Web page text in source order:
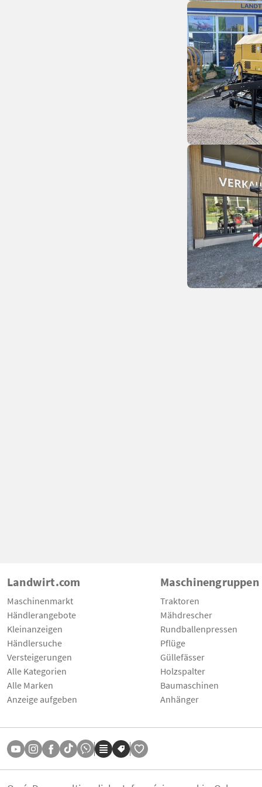
Landwirt.com
Maschinenmarkt
Händlerangebote
Kleinanzeigen
Händlersuche
Versteigerungen
Alle Kategorien
Alle Marken
Anzeige aufgeben
Maschinengruppen
Traktoren
Mähdrescher
Rundballenpressen
Pflüge
Güllefässer
Holzspalter
Baumaschinen
Anhänger